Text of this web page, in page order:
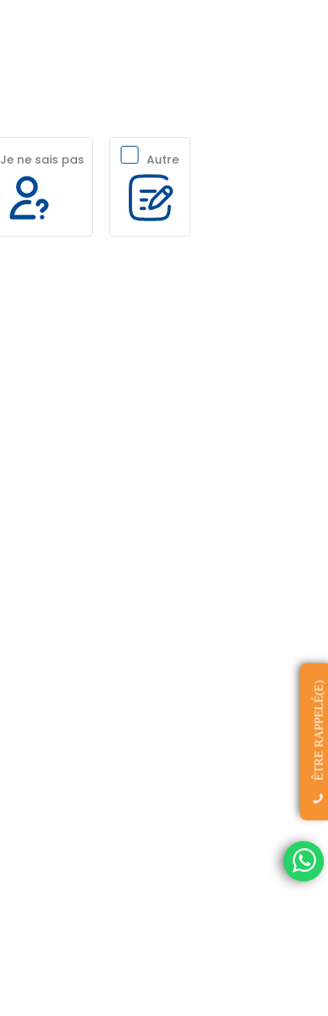
Je ne sais pas Autre
ÊTRE RAPPELÉ(E)